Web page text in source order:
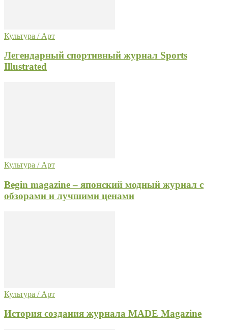
Культура / Арт
Легендарный спортивный журнал Sports
Illustrated
Культура / Арт
Begin magazine – японский модный журнал с
обзорами и лучшими ценами
Культура / Арт
История создания журнала MADE Magazine